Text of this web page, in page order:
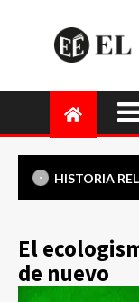
HISTORIA
El
de nuevo